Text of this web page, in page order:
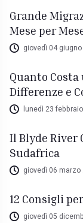
Grande
Mese per
giovedì 04
Quanto Costa
Differenze e
lunedì 23
Il Blyde River
Sudafrica
giovedì 06 marzo
12 Consigli
giovedì 05